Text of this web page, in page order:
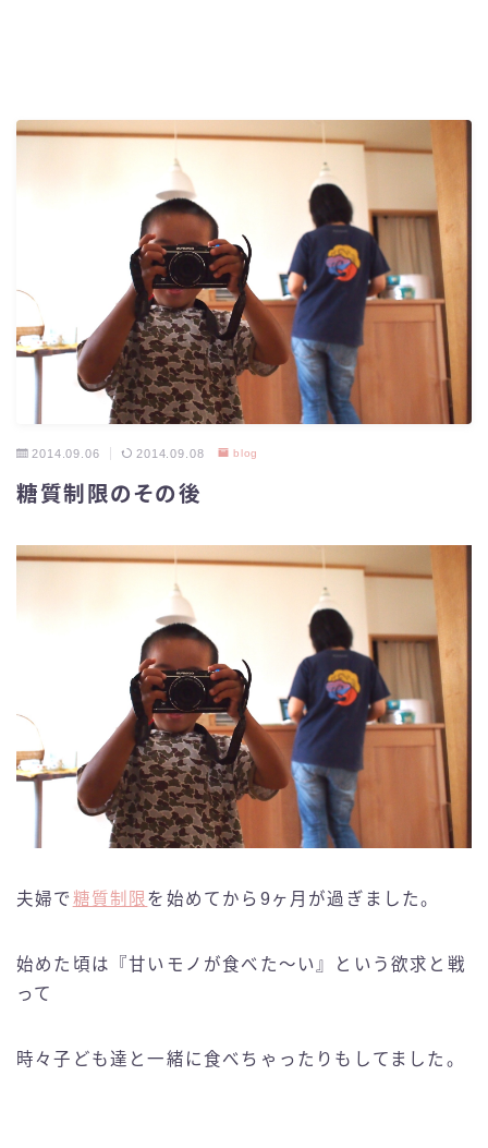
2014.09.06 2014.09.08 blog
糖質制限のその後
夫婦で 糖質制限 を始めてから9ヶ月が過ぎました。
始めた頃は『甘いモノが食べた〜い』という欲求と戦
って
時々子ども達と一緒に食べちゃったりもしてました。